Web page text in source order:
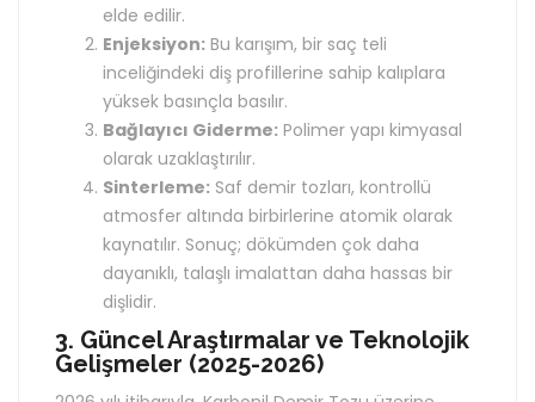
elde edilir.
Enjeksiyon: Bu karışım, bir saç teli
inceliğindeki diş profillerine sahip kalıplara
yüksek basınçla basılır.
Bağlayıcı Giderme: Polimer yapı kimyasal
olarak uzaklaştırılır.
Sinterleme: Saf demir tozları, kontrollü
atmosfer altında birbirlerine atomik olarak
kaynatılır. Sonuç; dökümden çok daha
dayanıklı, talaşlı imalattan daha hassas bir
dişlidir.
3. Güncel Araştırmalar ve Teknolojik
Gelişmeler (2025-2026)